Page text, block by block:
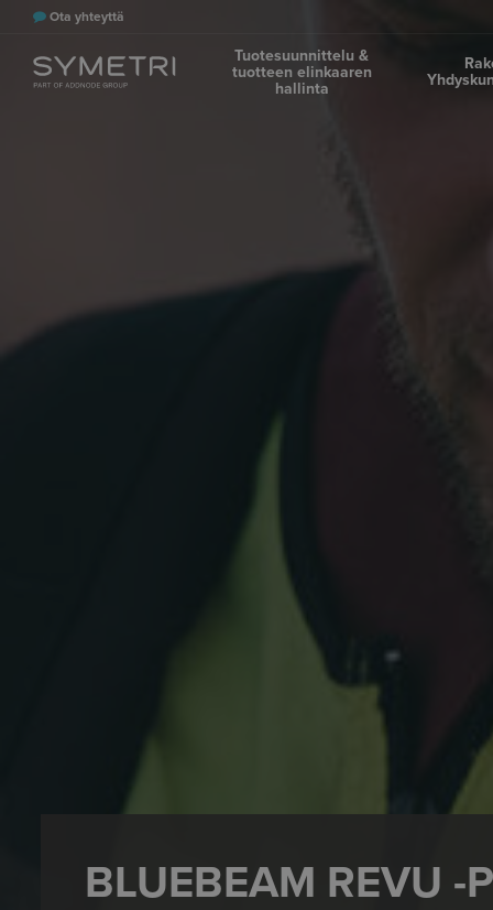
Ota yhteyttä
Tuotesuunnittelu &
tuotteen elinkaaren
hallinta
BLUEBEAM REVU -